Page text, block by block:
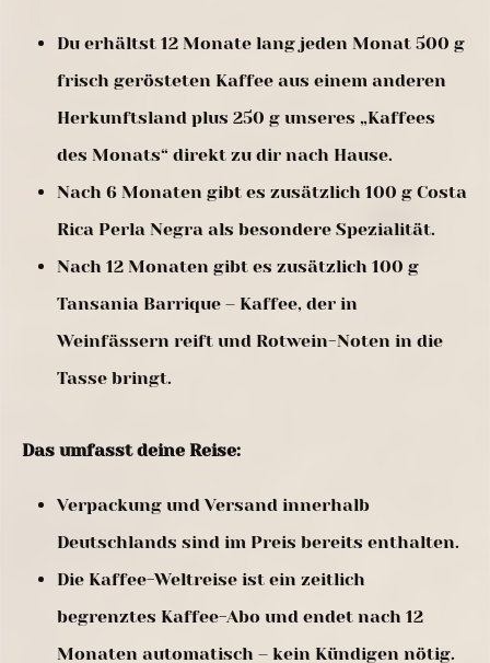
Du erhältst 12 Monate lang jeden Monat 500 g
frisch gerösteten Kaffee aus einem anderen
Herkunftsland plus 250 g unseres „Kaffees
des Monats“ direkt zu dir nach Hause.
Nach 6 Monaten gibt es zusätzlich 100 g Costa
Rica Perla Negra als besondere Spezialität.
Nach 12 Monaten gibt es zusätzlich 100 g
Tansania Barrique – Kaffee, der in
Weinfässern reift und Rotwein-Noten in die
Tasse bringt.
Das umfasst deine Reise:
Verpackung und Versand innerhalb
Deutschlands sind im Preis bereits enthalten.
Die Kaffee-Weltreise ist ein zeitlich
begrenztes Kaffee-Abo und endet nach 12
Monaten automatisch – kein Kündigen nötig.